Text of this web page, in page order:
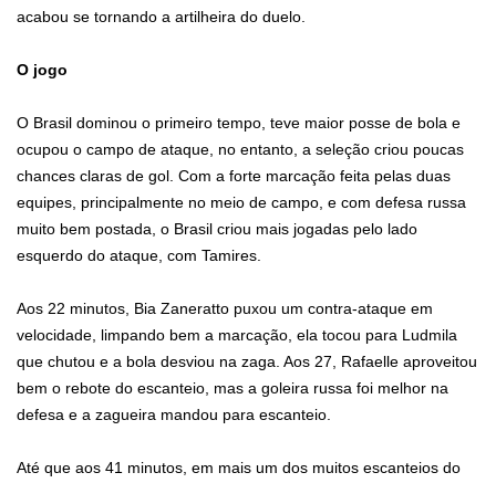
acabou se tornando a artilheira do duelo.
O jogo
O Brasil dominou o primeiro tempo, teve maior posse de bola e
ocupou o campo de ataque, no entanto, a seleção criou poucas
chances claras de gol. Com a forte marcação feita pelas duas
equipes, principalmente no meio de campo, e com defesa russa
muito bem postada, o Brasil criou mais jogadas pelo lado
esquerdo do ataque, com Tamires.
Aos 22 minutos, Bia Zaneratto puxou um contra-ataque em
velocidade, limpando bem a marcação, ela tocou para Ludmila
que chutou e a bola desviou na zaga. Aos 27, Rafaelle aproveitou
bem o rebote do escanteio, mas a goleira russa foi melhor na
defesa e a zagueira mandou para escanteio.
Até que aos 41 minutos, em mais um dos muitos escanteios do